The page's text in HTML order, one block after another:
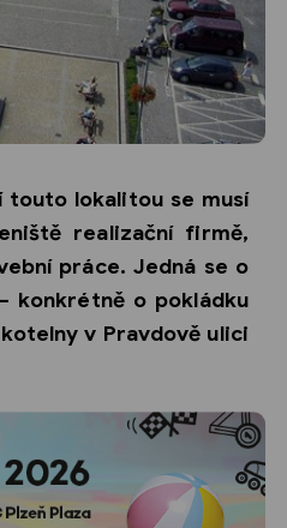
touto lokalitou se musí
realizační firmě,
práce. Jedná se o
konkrétně o pokládku
v Pravdově ulici